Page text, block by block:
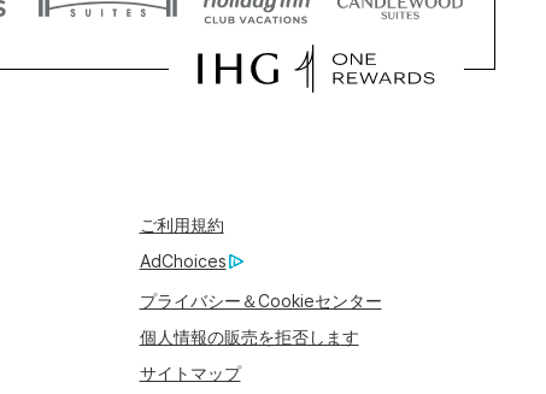
ご利用規約
AdChoices
プライバシー＆Cookieセンター
個人情報の販売を拒否します
サイトマップ